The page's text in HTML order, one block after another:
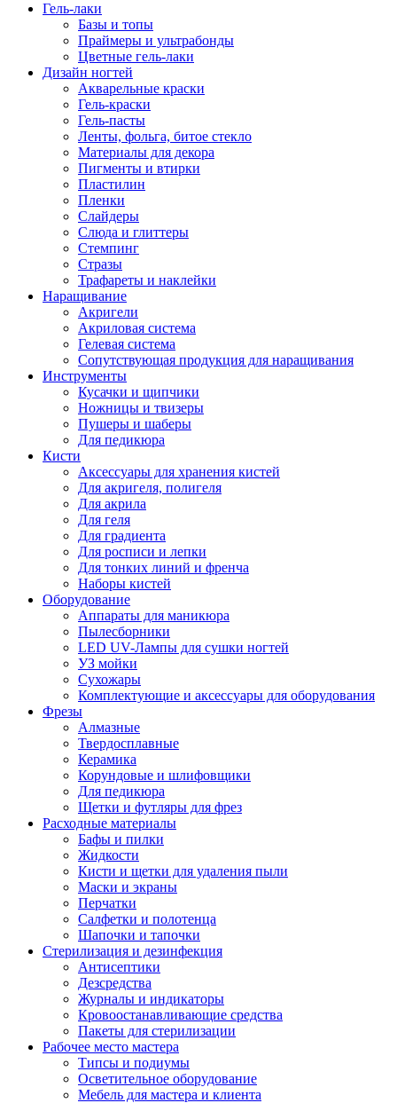
Гель-лаки
Базы и топы
Праймеры и ультрабонды
Цветные гель-лаки
Дизайн ногтей
Акварельные краски
Гель-краски
Гель-пасты
Ленты, фольга, битое стекло
Материалы для декора
Пигменты и втирки
Пластилин
Пленки
Слайдеры
Слюда и глиттеры
Стемпинг
Стразы
Трафареты и наклейки
Наращивание
Акригели
Акриловая система
Гелевая система
Сопутствующая продукция для наращивания
Инструменты
Кусачки и щипчики
Ножницы и твизеры
Пушеры и шаберы
Для педикюра
Кисти
Аксессуары для хранения кистей
Для акригеля, полигеля
Для акрила
Для геля
Для градиента
Для росписи и лепки
Для тонких линий и френча
Наборы кистей
Оборудование
Аппараты для маникюра
Пылесборники
LED UV-Лампы для сушки ногтей
УЗ мойки
Сухожары
Комплектующие и аксессуары для оборудования
Фрезы
Алмазные
Твердосплавные
Керамика
Корундовые и шлифовщики
Для педикюра
Щетки и футляры для фрез
Расходные материалы
Бафы и пилки
Жидкости
Кисти и щетки для удаления пыли
Маски и экраны
Перчатки
Салфетки и полотенца
Шапочки и тапочки
Стерилизация и дезинфекция
Антисептики
Дезсредства
Журналы и индикаторы
Кровоостанавливающие средства
Пакеты для стерилизации
Рабочее место мастера
Типсы и подиумы
Осветительное оборудование
Мебель для мастера и клиента